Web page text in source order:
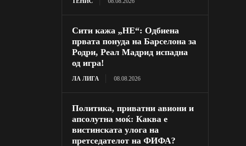
Сити кажа „НЕ“: Одбиена
првата понуда на Барселона за
Родри, Реал Мадрид испадна
од игра!
ЛА ЛИГА 08.08.2026
Политика, приватни авиони и
апсолутна моќ: Каква е
вистинската улога на
претседателот на ФИФА?